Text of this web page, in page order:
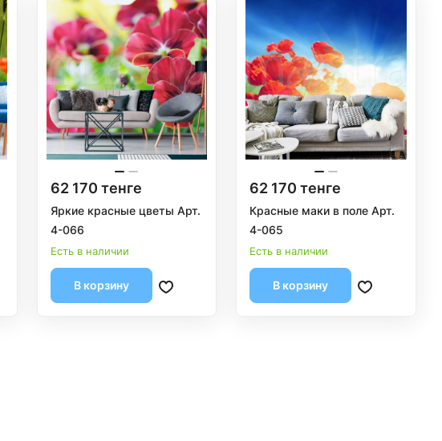
62 170 тенге
Яркие красные цветы Арт.
4-066
Есть в наличии
В корзину
62 170 тенге
Красные маки в поле Арт.
4-065
Есть в наличии
В корзину